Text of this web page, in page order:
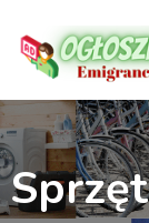
treści